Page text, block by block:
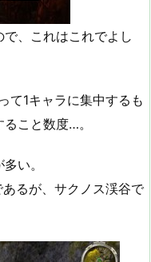
、これはこれでよし
て1キャラに集中するも
こと数度…。
い。
るが、サクノス渓谷で